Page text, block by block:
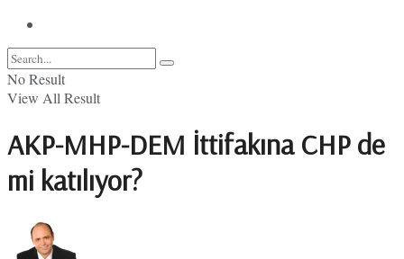
No Result
View All Result
AKP-MHP-DEM İttifakına CHP de
mi katılıyor?